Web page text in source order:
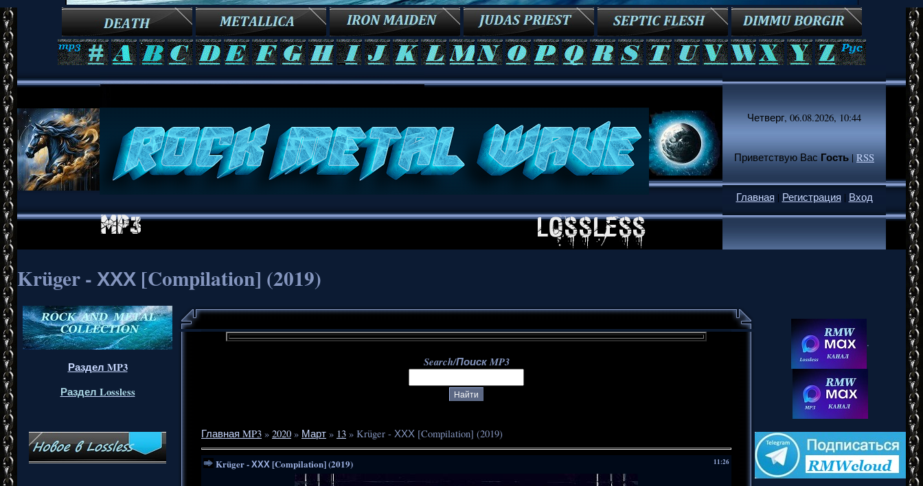
Четверг, 06.08.2026, 10:44
Приветствую Вас Гость|RSS
Главная | Регистрация | Вход
Krüger - ХХХ [Compilation] (2019)
Раздел MP3
Раздел Lossless
Search/Поиск MP3
Главная MP3 » 2020 » Март » 13 » Krüger - ХХХ [Compilation] (2019)
11:26
Krüger - ХХХ [Compilation] (2019)
.